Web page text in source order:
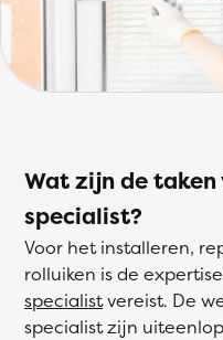
Wat zijn de
specialist?
Voor het installeren,
rolluiken is de
specialistvereist. De
specialist zijn